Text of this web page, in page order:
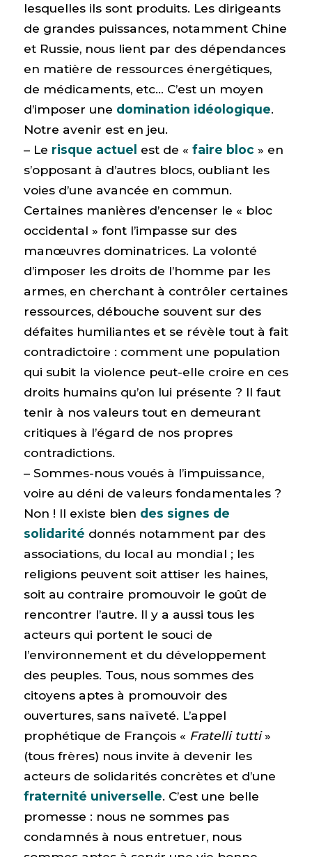
lesquelles ils sont produits. Les dirigeants
de grandes puissances, notamment Chine
et Russie, nous lient par des dépendances
en matière de ressources énergétiques,
de médicaments, etc… C’est un moyen
d’imposer une domination idéologique.
Notre avenir est en jeu.
– Le risque actuel est de « faire bloc » en
s’opposant à d’autres blocs, oubliant les
voies d’une avancée en commun.
Certaines manières d’encenser le « bloc
occidental » font l’impasse sur des
manœuvres dominatrices. La volonté
d’imposer les droits de l’homme par les
armes, en cherchant à contrôler certaines
ressources, débouche souvent sur des
défaites humiliantes et se révèle tout à fait
contradictoire : comment une population
qui subit la violence peut-elle croire en ces
droits humains qu’on lui présente ? Il faut
tenir à nos valeurs tout en demeurant
critiques à l’égard de nos propres
contradictions.
– Sommes-nous voués à l’impuissance,
voire au déni de valeurs fondamentales ?
Non ! Il existe bien des signes de
solidarité donnés notamment par des
associations, du local au mondial ; les
religions peuvent soit attiser les haines,
soit au contraire promouvoir le goût de
rencontrer l’autre. Il y a aussi tous les
acteurs qui portent le souci de
l’environnement et du développement
des peuples. Tous, nous sommes des
citoyens aptes à promouvoir des
ouvertures, sans naïveté. L’appel
prophétique de François « Fratelli tutti»
(tous frères) nous invite à devenir les
acteurs de solidarités concrètes et d’une
fraternité universelle. C’est une belle
promesse : nous ne sommes pas
condamnés à nous entretuer, nous